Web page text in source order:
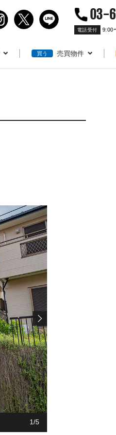
03-
電話受付 9:00
買う 売買物件
1/5
1 5
1 5
1 5
1 5